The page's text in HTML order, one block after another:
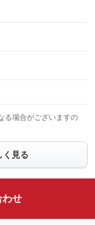
し
カメラ
し
し
ール
し
し
る場合がございますの
く見る
わせ